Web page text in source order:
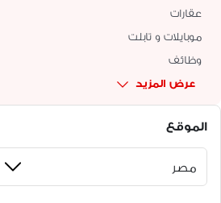
عقارات
موبايلات و تابلت
وظائف
عرض المزيد
الموقع